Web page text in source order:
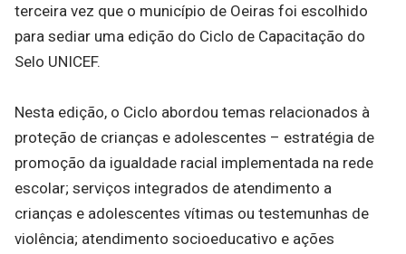
terceira vez que o município de Oeiras foi escolhido
para sediar uma edição do Ciclo de Capacitação do
Selo UNICEF.
Nesta edição, o Ciclo abordou temas relacionados à
proteção de crianças e adolescentes – estratégia de
promoção da igualdade racial implementada na rede
escolar; serviços integrados de atendimento a
crianças e adolescentes vítimas ou testemunhas de
violência; atendimento socioeducativo e ações